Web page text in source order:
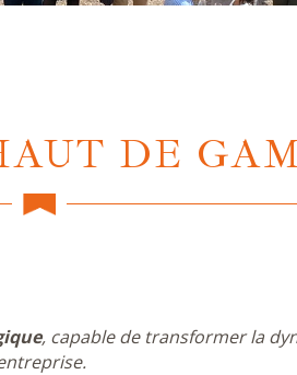
DE
, capable de transformer la